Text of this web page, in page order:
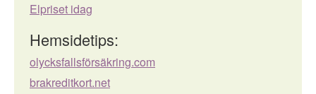
Elpriset idag
Hemsidetips:
olycksfallsförsäkring.com
brakreditkort.net